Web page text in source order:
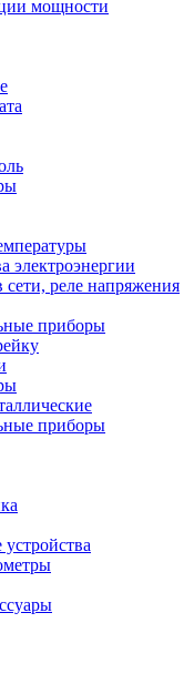
мощности
электроэнергии
сети, реле напряжения
приборы
приборы